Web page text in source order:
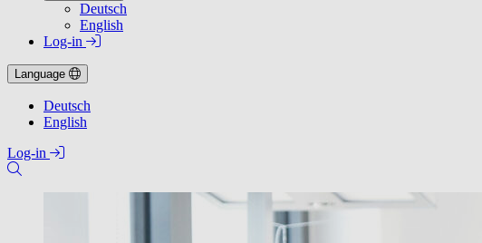
Deutsch
English
Log-in
Language
Deutsch
English
Log-in